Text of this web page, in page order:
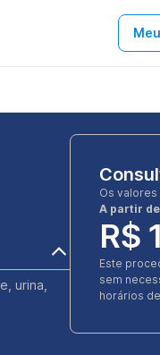
urina,
Os
A partir
R$
Este
sem
horários